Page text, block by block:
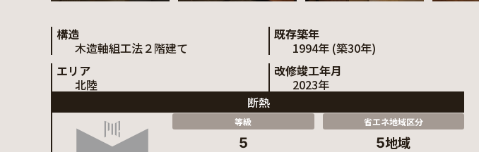
構造
木造軸組工法２階建て
エリア
北陸
既存築年
1994年 (築30年)
改修竣工年月
2023年
断熱
等級
5
省エネ地域区分
5地域